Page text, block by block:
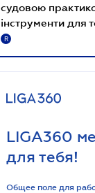
судовою
інструменти для
R
LIGA360
для тебя!
Общее поле для